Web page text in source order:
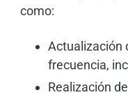
como:
Actualización
frecuencia,
Realización